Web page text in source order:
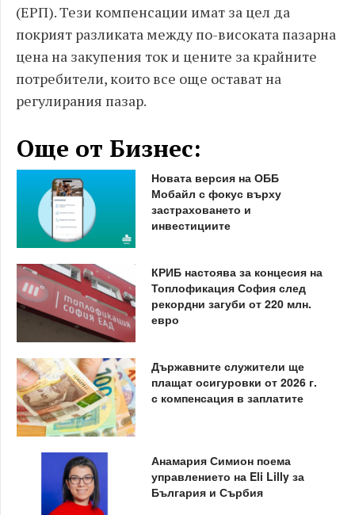
(ЕРП). Тези компенсации имат за цел да
покрият разликата между по-високата пазарна
цена на закупения ток и цените за крайните
потребители, които все още остават на
регулирания пазар.
Още от Бизнес:
Новата версия на ОББ
Мобайл с фокус върху
застраховането и
инвестициите
КРИБ настоява за концесия на
Топлофикация София след
рекордни загуби от 220 млн.
евро
Държавните служители ще
плащат осигуровки от 2026 г.
с компенсация в заплатите
Анамария Симион поема
управлението на Eli Lilly за
България и Сърбия